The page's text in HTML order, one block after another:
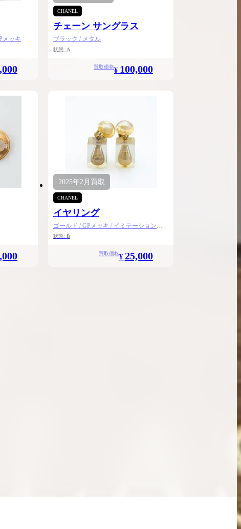
メッキ
CHANEL
チェーン サングラス
ブラック / メタル
状態: A
買取価格¥ 100,000
2025年2月 買取
CHANEL
イヤリング
ゴールド / GPメッキ / イミテーションパ
ール
状態: B
買取価格¥ 25,000